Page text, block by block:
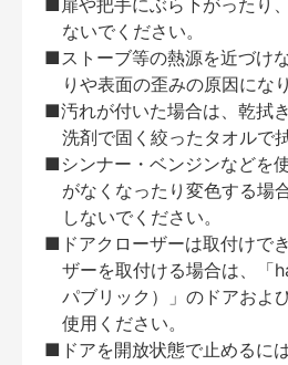
■扉や把手にぶら下がったり
ないでください。
■ストーブ等の熱源を近づけ
りや表面の歪みの原因にな
■汚れが付いた場合は、乾拭
洗剤で固く絞ったタオルで
■シンナー・ベンジンなどを
がなくなったり変色する場
しないでください。
■ドアクローザーは取付けで
ザーを取付ける場合は、「
パブリック）」のドアおよ
使用ください。
■ドアを開放状態で止めるに